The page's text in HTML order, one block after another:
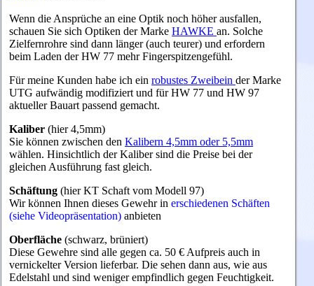
Wenn die Ansprüche an eine Optik noch höher ausfallen,
schauen Sie sich Optiken der Marke HAWKE an. Solche
Zielfernrohre sind dann länger (auch teurer) und erfordern
beim Laden der HW 77 mehr Fingerspitzengefühl.
Für meine Kunden habe ich ein robustes Zweibein der Marke
UTG aufwändig modifiziert und für HW 77 und HW 97
aktueller Bauart passend gemacht.
Kaliber (hier 4,5mm)
Sie können zwischen den Kalibern 4,5mm oder 5,5mm
wählen. Hinsichtlich der Kaliber sind die Preise bei der
gleichen Ausführung fast gleich.
Schäftung (hier KT Schaft vom Modell 97)
Wir können Ihnen dieses Gewehr in erschiedenen Schäften
(siehe Videopräsentation) anbieten
Oberfläche (schwarz, brüniert)
Diese Gewehre sind alle gegen ca. 50 € Aufpreis auch in
vernickelter Version lieferbar. Die sehen dann aus, wie aus
Edelstahl und sind weniger empfindlich gegen Feuchtigkeit.